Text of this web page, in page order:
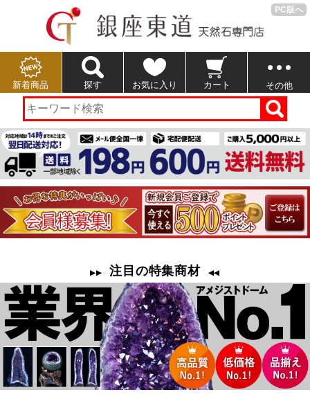
PC版へ
新着商品 探す お気に入り カート その他